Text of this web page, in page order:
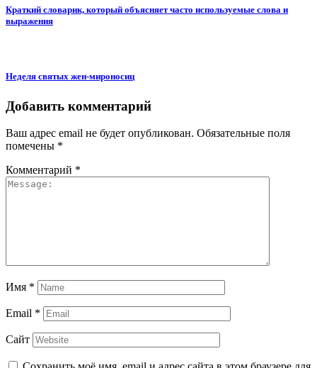
Краткий словарик, который объясняет часто используемые слова и
выражения
Неделя святых жен-мироносиц
Добавить комментарий
Ваш адрес email не будет опубликован. Обязательные поля
помечены *
Комментарий *
Имя *
Email *
Сайт